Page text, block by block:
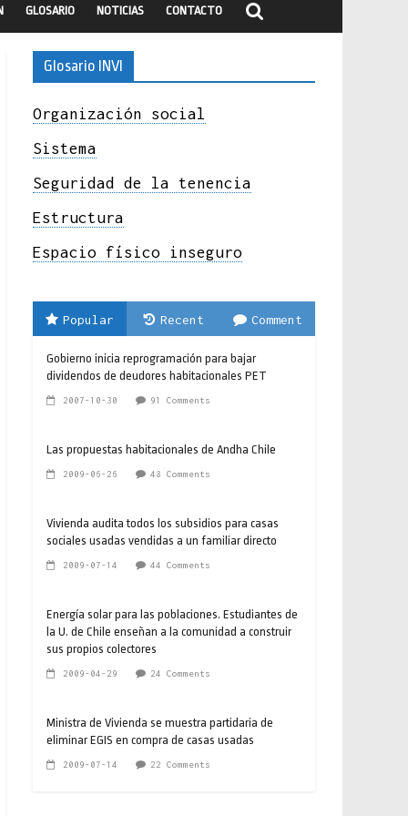
GLOSARIO NOTICIAS CONTACTO
Glosario INVI
Organización social
Sistema
Seguridad de la tenencia
Estructura
Espacio físico inseguro
Popular Recent Comment
Gobierno inicia reprogramación para bajar
dividendos de deudores habitacionales PET
2007-10-30 91 Comments
Las propuestas habitacionales de Andha Chile
2009-06-26 48 Comments
Vivienda audita todos los subsidios para casas
sociales usadas vendidas a un familiar directo
2009-07-14 44 Comments
Energía solar para las poblaciones. Estudiantes de
la U. de Chile enseñan a la comunidad a construir
sus propios colectores
2009-04-29 24 Comments
Ministra de Vivienda se muestra partidaria de
eliminar EGIS en compra de casas usadas
2009-07-14 22 Comments